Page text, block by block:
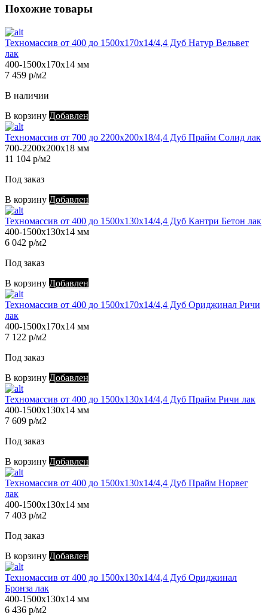
Похожие товары
Техномассив от 400 до 1500х170х14/4,4 Дуб Натур Вельвет
лак
400-1500х170х14 мм
7 459 р/м2
В наличии
В корзину Добавлен
Техномассив от 700 до 2200х200х18/4,4 Дуб Прайм Солид лак
700-2200х200х18 мм
11 104 р/м2
Под заказ
В корзину Добавлен
Техномассив от 400 до 1500х130х14/4,4 Дуб Кантри Бетон лак
400-1500х130х14 мм
6 042 р/м2
Под заказ
В корзину Добавлен
Техномассив от 400 до 1500х170х14/4,4 Дуб Ориджинал Ричи
лак
400-1500х170х14 мм
7 122 р/м2
Под заказ
В корзину Добавлен
Техномассив от 400 до 1500х130х14/4,4 Дуб Прайм Ричи лак
400-1500х130х14 мм
7 609 р/м2
Под заказ
В корзину Добавлен
Техномассив от 400 до 1500х130х14/4,4 Дуб Прайм Норвег
лак
400-1500х130х14 мм
7 403 р/м2
Под заказ
В корзину Добавлен
Техномассив от 400 до 1500х130х14/4,4 Дуб Ориджинал
Бронза лак
400-1500х130х14 мм
6 436 р/м2